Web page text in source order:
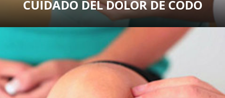
CUIDADO DEL DOLOR DE CODO